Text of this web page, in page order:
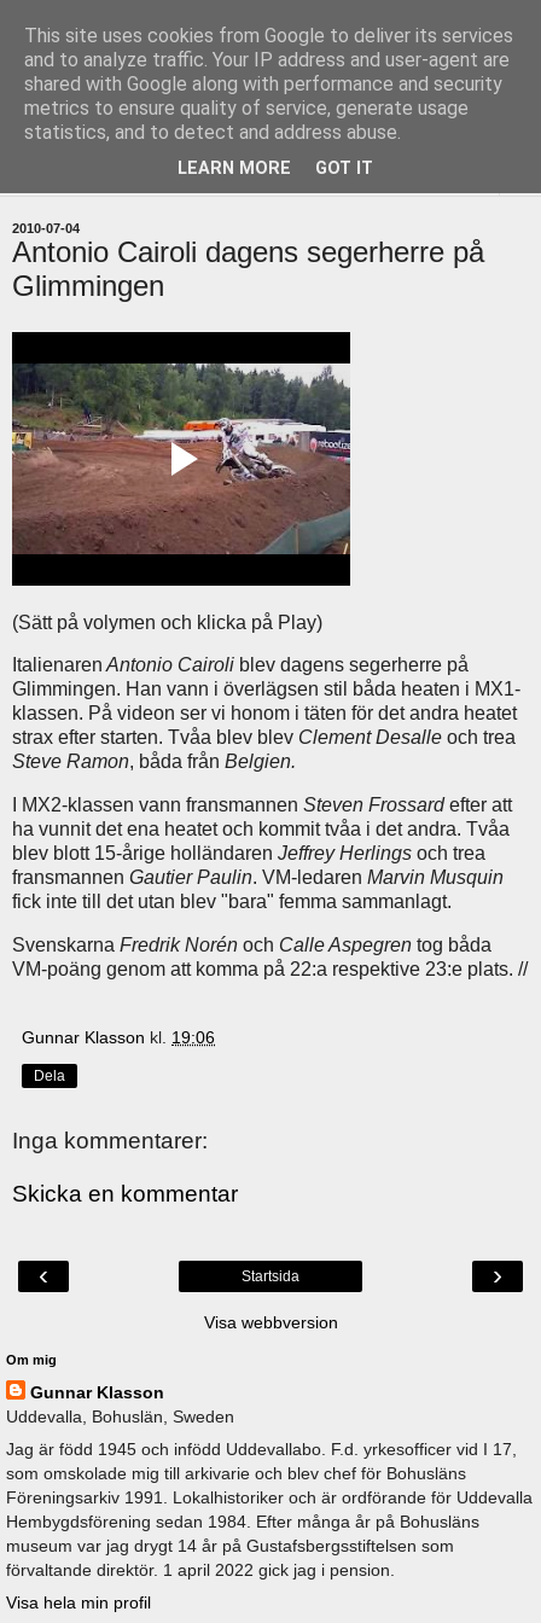
uddevallabloggen.se
med stort och smått från Uddevallas horisont
2010-07-04
Antonio Cairoli dagens segerherre på
Glimmingen
(Sätt på volymen och klicka på Play)
ItalienarenAntonio Cairoli blev dagens segerherre på
Glimmingen. Han vann i överlägsen stil båda heaten i MX1-
klassen. På videon ser vi honom i täten för det andra heatet
strax efter starten. Tvåa blev blev Clement Desalle och trea
Steve Ramon, båda från Belgien.
I MX2-klassen vann fransmannen Steven Frossardefter att
ha vunnit det ena heatet och kommit tvåa i det andra. Tvåa
blev blott 15-årige holländaren Jeffrey Herlings och trea
fransmannen Gautier Paulin. VM-ledaren Marvin Musquin
fick inte till det utan blev "bara" femma sammanlagt.
Svenskarna Fredrik Norén och Calle Aspegren tog båda
VM-poäng genom att komma på 22:a respektive 23:e plats. //
Gunnar Klasson kl. 19:06
Dela
Inga kommentarer:
Skicka en kommentar
‹ ›
Startsida
Visa webbversion
Om mig
Gunnar Klasson
Uddevalla, Bohuslän, Sweden
Jag är född 1945 och infödd Uddevallabo. F.d. yrkesofficer vid I 17,
som omskolade mig till arkivarie och blev chef för Bohusläns
Föreningsarkiv 1991. Lokalhistoriker och är ordförande för Uddevalla
Hembygdsförening sedan 1984. Efter många år på Bohusläns
museum var jag drygt 14 år på Gustafsbergsstiftelsen som
förvaltande direktör. 1 april 2022 gick jag i pension.
Visa hela min profil
This site uses cookies from Google to deliver its services
and to analyze traffic. Your IP address and user-agent are
shared with Google along with performance and security
metrics to ensure quality of service, generate usage
statistics, and to detect and address abuse.
LEARN MORE GOT IT